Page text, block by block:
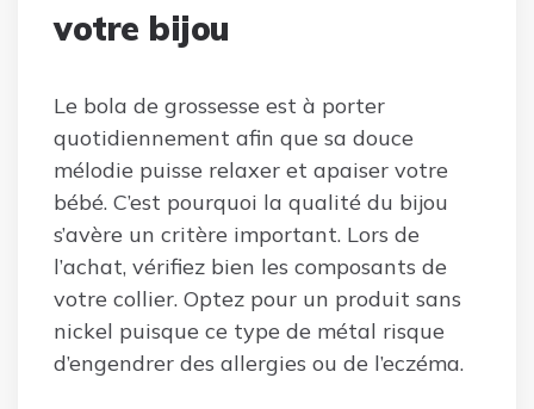
votre bijou
Le bola de grossesse est à porter
quotidiennement afin que sa douce
mélodie puisse relaxer et apaiser votre
bébé. C’est pourquoi la qualité du bijou
s’avère un critère important. Lors de
l’achat, vérifiez bien les composants de
votre collier. Optez pour un produit sans
nickel puisque ce type de métal risque
d’engendrer des allergies ou de l’eczéma.